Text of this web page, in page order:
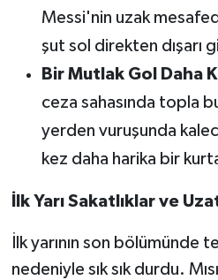
Messi'nin uzak
şut sol direkten dışarı
Bir Mutlak Gol Daha
ceza sahasında topla
yerden vuruşunda
kez daha harika bir
İlk Yarı Sakatlıklar ve
İlk yarının son bölümünde
nedeniyle sık sık durdu.